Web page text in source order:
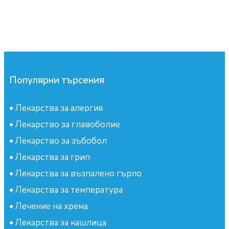
Популярни търсения
• Лекарства за алергия
• Лекарство за главоболие
• Лекарство за зъбобол
• Лекарства за грип
• Лекарства за възпалено гърло
• Лекарства за температура
• Лечение на хрема
• Лекарства за кашлица